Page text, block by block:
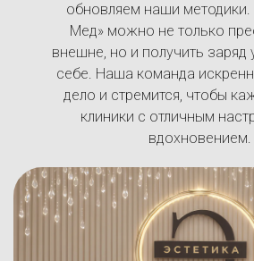
обновляем наши методики.
Мед» можно не только
внешне, но и получить заряд
себе. Наша команда
дело и стремится, чтобы
клиники с отличным
вдохновением.